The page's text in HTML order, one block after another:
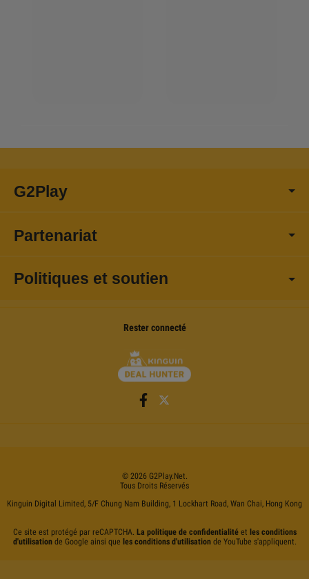
G2Play
Partenariat
Politiques et soutien
Rester connecté
© 2026 G2Play.net.
Tous Droits Réservés
Kinguin Digital Limited, 5/F Chung Nam Building, 1 Lockhart Road, Wan Chai, Hong Kong
Ce site est protégé par reCAPTCHA. La politique de confidentialitéet les conditions
d'utilisationde Google ainsi que les conditions d'utilisationde YouTube s'appliquent.